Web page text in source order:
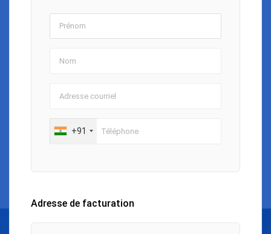
+91
Adresse de facturation